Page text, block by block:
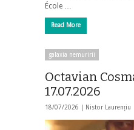
École …
Read More
galaxia nemuririi
Octavian
17.07.2026
18/07/2026 | Nistor Laurențiu